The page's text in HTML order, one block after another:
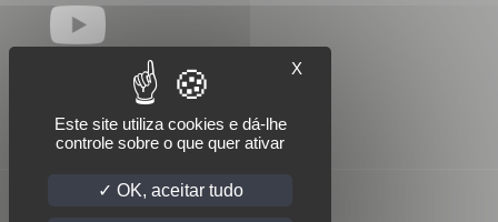
X
Este site utiliza cookies e dá-lhe
controle sobre o que quer ativar
OK, aceitar tudo